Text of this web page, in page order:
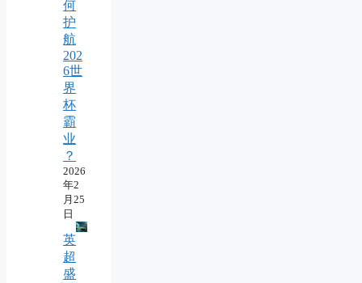
何
护
航
202
6世
界
杯
霸
业
？
2026
年2
月25
日
英
超
盛